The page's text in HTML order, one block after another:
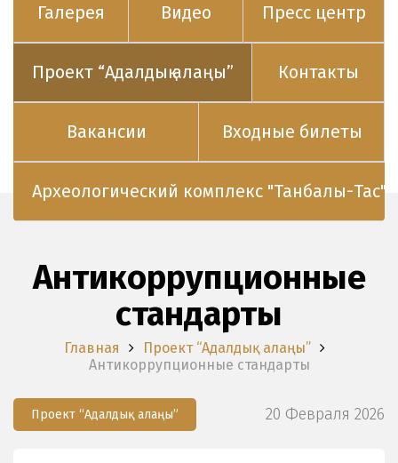
Галерея Видео Пресс центр
Проект “Адалдық алаңы” Контакты
Вакансии Входные билеты
Археологический комплекс "Танбалы-Тас"
Антикоррупционные
стандарты
Главная
Проект “Адалдық алаңы”
Антикоррупционные стандарты
Проект “Адалдық алаңы” 20 Февраля 2026